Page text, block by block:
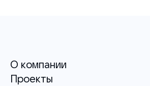
О компании
Проекты